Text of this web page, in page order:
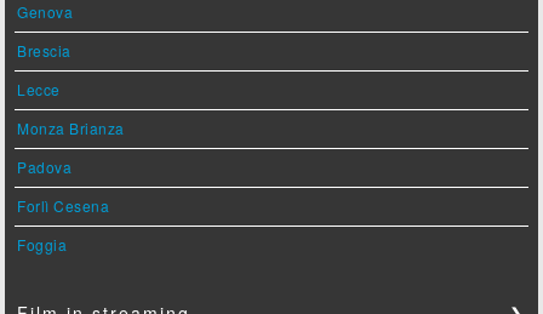
Genova
Brescia
Lecce
Monza Brianza
Padova
Forlì Cesena
Foggia